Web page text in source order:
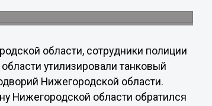
области, сотрудники полиции
утилизировали танковый
Нижегородской области.
Нижегородской области обратился